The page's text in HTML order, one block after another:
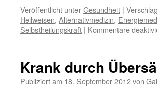
Veröffentlicht unterGesundheit |
Heilweisen, Alternativmedizin,
Selbstheilungskraft | Kommentare
Krank durch
Publiziert am 18. September 2012von